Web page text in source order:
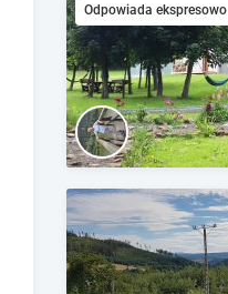
P
r
e
s
s
t
h
e
q
u
e
s
Odpowiada ekspresowo